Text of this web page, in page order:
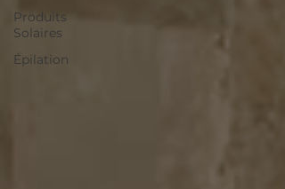
Produits
Solaires
Épilation